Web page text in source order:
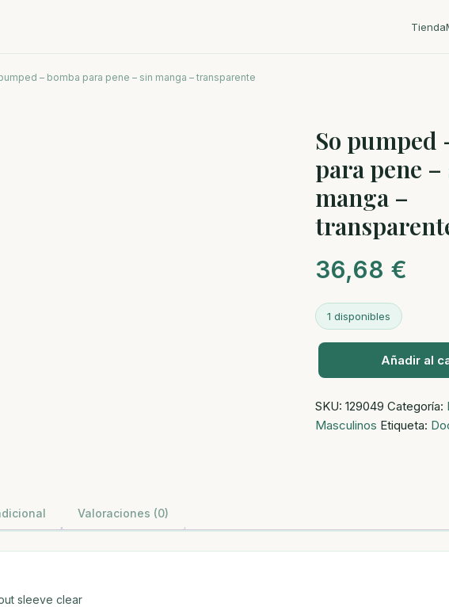
Tienda
– bomba para pene – sin manga – transparente
So pumped
para pene
manga –
36,68 €
1 disponibles
-
bomba
Añadir al
SKU: 129049 Categoría:
Masculinos Etiqueta:
Valoraciones (0)
sleeve clear